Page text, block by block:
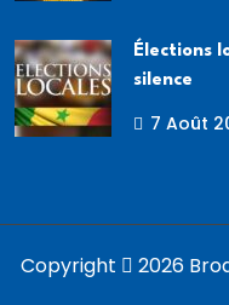
Élections
silence
7 Août
Copyright 2026